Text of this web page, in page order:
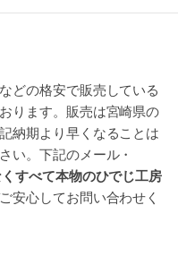
どの格安で販売している
ります。販売は宮崎県の
納期より早くなることは
い。下記のメール・
くすべて本物のひでじ工房
安心してお問い合わせく